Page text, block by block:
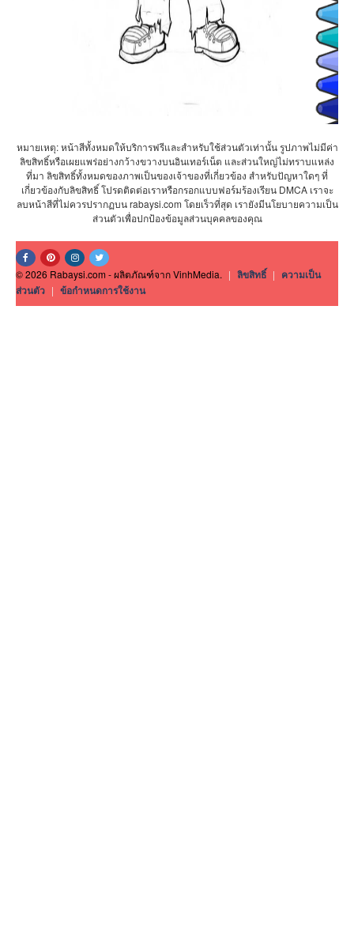
หมายเหตุ: หน้าสีทั้งหมดให้บริการฟรีและสำหรับใช้ส่วนตัวเท่านั้น รูปภาพไม่มีค่า
ลิขสิทธิ์หรือเผยแพร่อย่างกว้างขวางบนอินเทอร์เน็ต และส่วนใหญ่ไม่ทราบแหล่ง
ที่มา ลิขสิทธิ์ทั้งหมดของภาพเป็นของเจ้าของที่เกี่ยวข้อง สำหรับปัญหาใดๆ ที่
เกี่ยวข้องกับลิขสิทธิ์ โปรดติดต่อเราหรือกรอกแบบฟอร์มร้องเรียน DMCA เราจะ
ลบหน้าสีที่ไม่ควรปรากฏบน rabaysi.com โดยเร็วที่สุด เรายังมีนโยบายความเป็น
ส่วนตัวเพื่อปกป้องข้อมูลส่วนบุคคลของคุณ
© 2026 Rabaysi.com - ผลิตภัณฑ์จาก VinhMedia. | ลิขสิทธิ์ | ความเป็น
ส่วนตัว | ข้อกำหนดการใช้งาน